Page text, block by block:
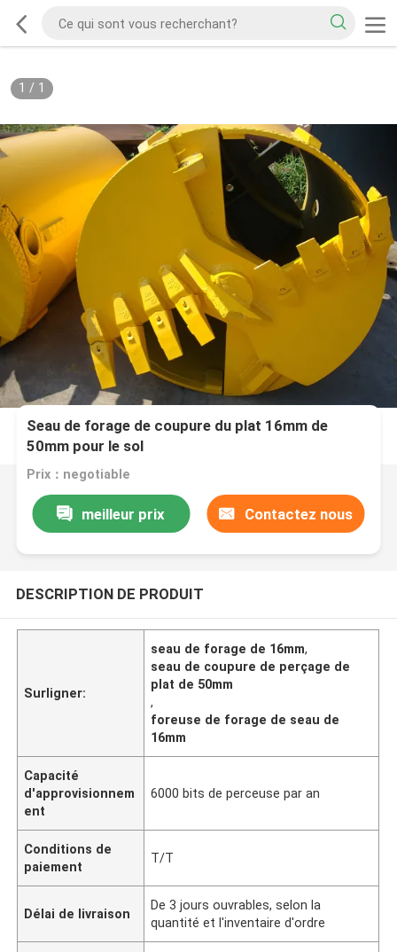
1 / 1
Seau de forage de coupure du plat 16mm de
50mm pour le sol
Prix：negotiable
meilleur prix Contactez nous
DESCRIPTION DE PRODUIT
Surligner:
seau de forage de 16mm,
seau de coupure de perçage de
plat de 50mm
,
foreuse de forage de seau de
16mm
Capacité
d'approvisionnem
ent
6000 bits de perceuse par an
Conditions de
paiement
T/T
Délai de livraison
De 3 jours ouvrables, selon la
quantité et l'inventaire d'ordre